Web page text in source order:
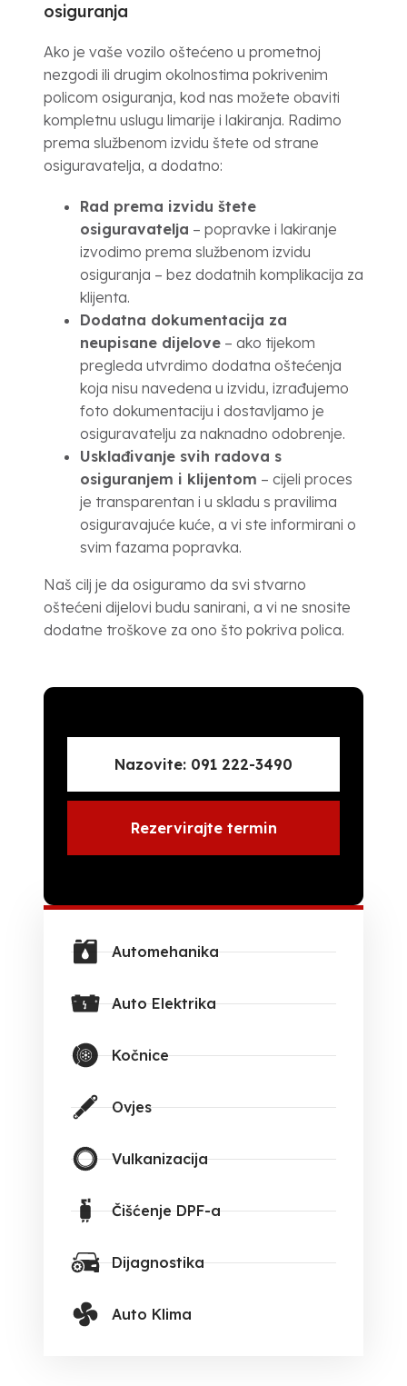
osiguranja
Ako je vaše vozilo oštećeno u prometnoj
nezgodi ili drugim okolnostima pokrivenim
policom osiguranja, kod nas možete obaviti
kompletnu uslugu limarije i lakiranja. Radimo
prema službenom izvidu štete od strane
osiguravatelja, a dodatno:
Rad prema izvidu štete
osiguravatelja – popravke i lakiranje
izvodimo prema službenom izvidu
osiguranja – bez dodatnih komplikacija za
klijenta.
Dodatna dokumentacija za
neupisane dijelove– ako tijekom
pregleda utvrdimo dodatna oštećenja
koja nisu navedena u izvidu, izrađujemo
foto dokumentaciju i dostavljamo je
osiguravatelju za naknadno odobrenje.
Usklađivanje svih radova s
osiguranjem i klijentom – cijeli proces
je transparentan i u skladu s pravilima
osiguravajuće kuće, a vi ste informirani o
svim fazama popravka.
Naš cilj je da osiguramo da svi stvarno
oštećeni dijelovi budu sanirani, a vi ne snosite
dodatne troškove za ono što pokriva polica.
Nazovite: 091 222-3490
Rezervirajte termin
Automehanika
Auto Elektrika
Kočnice
Ovjes
Vulkanizacija
Čišćenje DPF-a
Dijagnostika
Auto Klima